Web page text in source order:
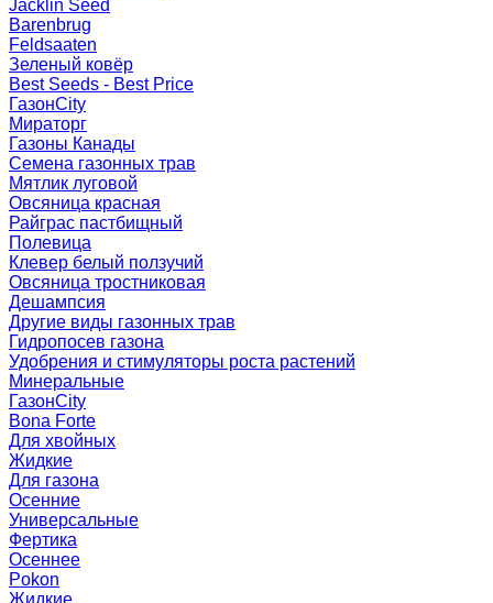
Jacklin Seed
Barenbrug
Feldsaaten
Зеленый ковёр
Best Seeds - Best Price
ГазонCity
Мираторг
Газоны Канады
Семена газонных трав
Мятлик луговой
Овсяница красная
Райграс пастбищный
Полевица
Клевер белый ползучий
Овсяница тростниковая
Дешампсия
Другие виды газонных трав
Гидропосев газона
Удобрения и стимуляторы роста растений
Минеральные
ГазонCity
Bona Forte
Для хвойных
Жидкие
Для газона
Осенние
Универсальные
Фертика
Осеннее
Pokon
Жидкие